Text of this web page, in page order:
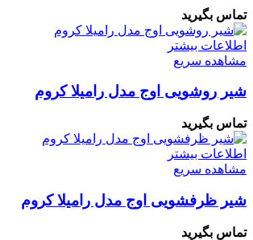
تماس بگیرید
اطلاعات بیشتر
مشاهده سریع
شیر روشویی اوج مدل رامیلا کروم
تماس بگیرید
اطلاعات بیشتر
مشاهده سریع
شیر ظرفشویی اوج مدل رامیلا کروم
تماس بگیرید